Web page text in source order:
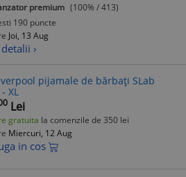
premium (100% / 413)
190 puncte
Joi, 13 Aug
›
pijamale de bărbați SLab
XL
Lei
gratuita la comenzile de 350 lei
Miercuri, 12 Aug
in cos